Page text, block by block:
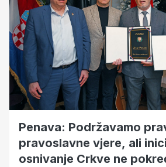
Penava: Podržavamo
pravoslavne vjere, ali
osnivanje Crkve ne